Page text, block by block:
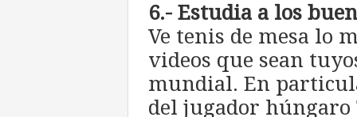
6.- Estudia a los
Ve tenis de mesa lo
videos que sean
mundial. En
del jugador